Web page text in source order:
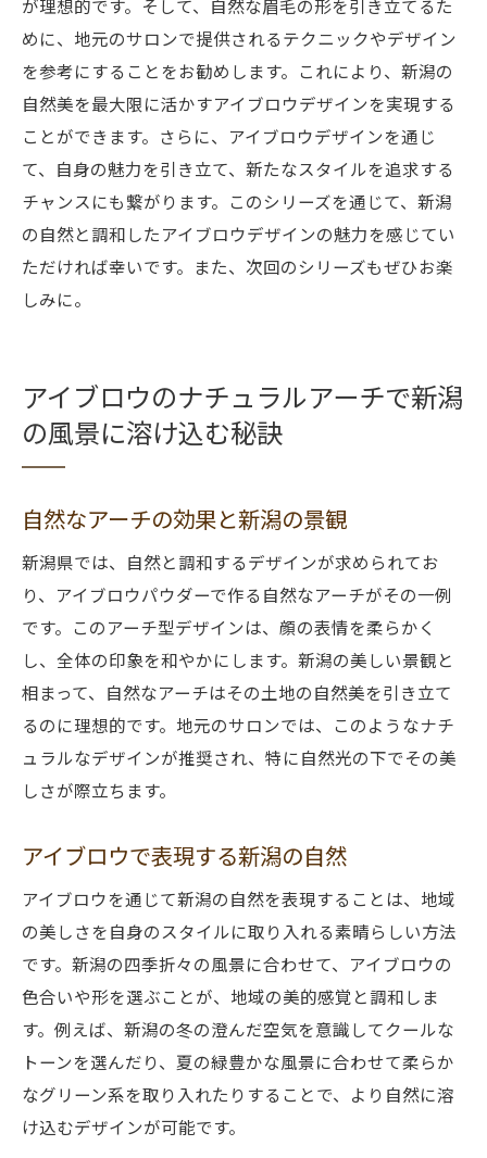
が理想的です。そして、自然な眉毛の形を引き立てるた
めに、地元のサロンで提供されるテクニックやデザイン
を参考にすることをお勧めします。これにより、新潟の
自然美を最大限に活かすアイブロウデザインを実現する
ことができます。さらに、アイブロウデザインを通じ
て、自身の魅力を引き立て、新たなスタイルを追求する
チャンスにも繋がります。このシリーズを通じて、新潟
の自然と調和したアイブロウデザインの魅力を感じてい
ただければ幸いです。また、次回のシリーズもぜひお楽
しみに。
アイブロウのナチュラルアーチで新潟
の風景に溶け込む秘訣
自然なアーチの効果と新潟の景観
新潟県では、自然と調和するデザインが求められてお
り、アイブロウパウダーで作る自然なアーチがその一例
です。このアーチ型デザインは、顔の表情を柔らかく
し、全体の印象を和やかにします。新潟の美しい景観と
相まって、自然なアーチはその土地の自然美を引き立て
るのに理想的です。地元のサロンでは、このようなナチ
ュラルなデザインが推奨され、特に自然光の下でその美
しさが際立ちます。
アイブロウで表現する新潟の自然
アイブロウを通じて新潟の自然を表現することは、地域
の美しさを自身のスタイルに取り入れる素晴らしい方法
です。新潟の四季折々の風景に合わせて、アイブロウの
色合いや形を選ぶことが、地域の美的感覚と調和しま
す。例えば、新潟の冬の澄んだ空気を意識してクールな
トーンを選んだり、夏の緑豊かな風景に合わせて柔らか
なグリーン系を取り入れたりすることで、より自然に溶
け込むデザインが可能です。